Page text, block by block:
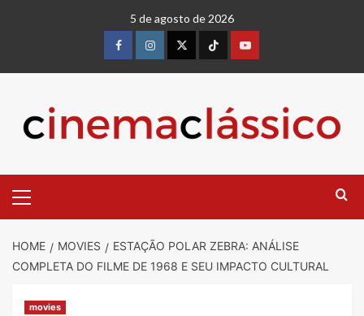
5 de agosto de 2026
HOME MOVIES
ESTAÇÃO POLAR ZEBRA: ANÁLISE
COMPLETA DO FILME DE 1968 E SEU IMPACTO CULTURAL
movies